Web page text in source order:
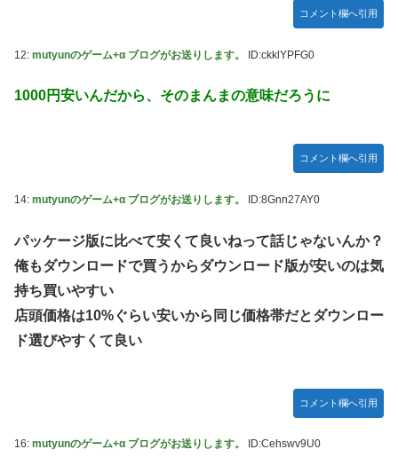
実証実験都市「ウーブン・シティ」が一般の居住希望者の募
韓国人「どうやら五輪サッカー日韓戦でも審判の接待があっ
一ノ瀬美空ちゃん、イワシの三枚おろしに挑戦！！！【乃木
新体操で国体1位！ ついに現れた”リアル浅倉南ちゃん”
初めての水着グラビアを独占スクープ！
なんで今日の始球式に限って、瀬戸口心月ちゃんはミニスカ
じゃなくてダサいズボンなんだよ！
【悲報】韓国サッカー 国際試合で審判買収(性接待)をして
コメント欄へ引用
12: mutyunのゲーム+α ブログがお送りします。 ID:ckklYPFG0
1000円安いんだから、そのまんまの意味だろうに
コメント欄へ引用
14: mutyunのゲーム+α ブログがお送りします。 ID:8Gnn27AY0
パッケージ版に比べて安くて良いねって話じゃないんか？
俺もダウンロードで買うからダウンロード版が安いのは気
持ち買いやすい
店頭価格は10%ぐらい安いから同じ価格帯だとダウンロー
ド選びやすくて良い
コメント欄へ引用
16: mutyunのゲーム+α ブログがお送りします。 ID:Cehswv9U0